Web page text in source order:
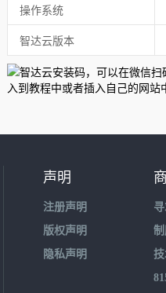
操作系统
智达云版本
声明
注册声明
版权声明
隐私声明
技